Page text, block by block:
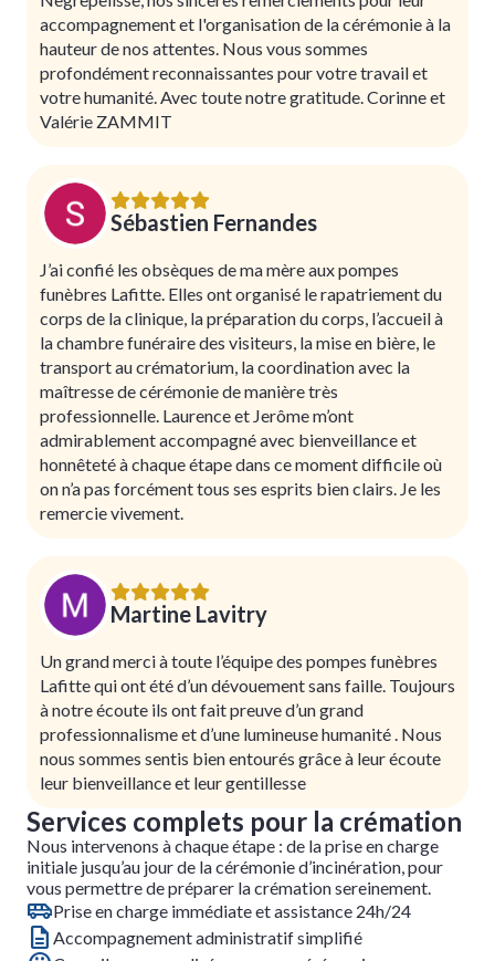
accompagnement et l'organisation de la cérémonie à la
hauteur de nos attentes. Nous vous sommes
profondément reconnaissantes pour votre travail et
votre humanité. Avec toute notre gratitude. Corinne et
Valérie ZAMMIT
Sébastien Fernandes
J’ai confié les obsèques de ma mère aux pompes
funèbres Lafitte. Elles ont organisé le rapatriement du
corps de la clinique, la préparation du corps, l’accueil à
la chambre funéraire des visiteurs, la mise en bière, le
transport au crématorium, la coordination avec la
maîtresse de cérémonie de manière très
professionnelle. Laurence et Jerôme m’ont
admirablement accompagné avec bienveillance et
honnêteté à chaque étape dans ce moment difficile où
on n’a pas forcément tous ses esprits bien clairs. Je les
remercie vivement.
Martine Lavitry
Un grand merci à toute l’équipe des pompes funèbres
Lafitte qui ont été d’un dévouement sans faille. Toujours
à notre écoute ils ont fait preuve d’un grand
professionnalisme et d’une lumineuse humanité . Nous
nous sommes sentis bien entourés grâce à leur écoute
leur bienveillance et leur gentillesse
Services complets pour la crémation
Nous intervenons à chaque étape : de la prise en charge
initiale jusqu’au jour de la cérémonie d’incinération, pour
vous permettre de préparer la crémation sereinement.
Prise en charge immédiate et assistance 24h/24
Accompagnement administratif simplifié